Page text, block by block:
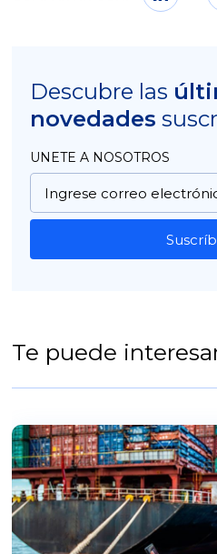
Descubre las
novedades
UNETE A NOSOTROS
Te puede